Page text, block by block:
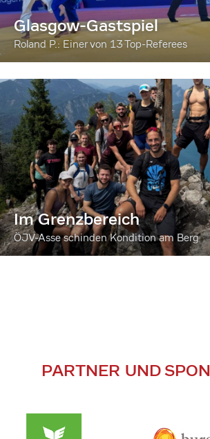
Glasgow-Gastspiel
Roland P.: Einer von 13 Top-Referees
Im Grenzbereich
ÖJV-Asse schinden Kondition am Berg
PARTNER UND